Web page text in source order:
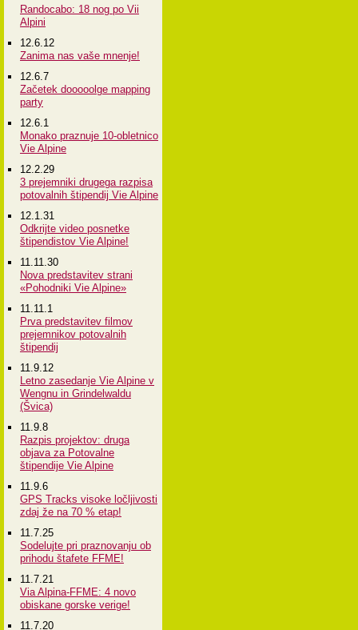
Randocabo: 18 nog po Vii
Alpini
12.6.12
Zanima nas vaše mnenje!
12.6.7
Začetek dooooolge mapping
party
12.6.1
Monako praznuje 10-obletnico
Vie Alpine
12.2.29
3 prejemniki drugega razpisa
potovalnih štipendij Vie Alpine
12.1.31
Odkrijte video posnetke
štipendistov Vie Alpine!
11.11.30
Nova predstavitev strani
«Pohodniki Vie Alpine»
11.11.1
Prva predstavitev filmov
prejemnikov potovalnih
štipendij
11.9.12
Letno zasedanje Vie Alpine v
Wengnu in Grindelwaldu
(Švica)
11.9.8
Razpis projektov: druga
objava za Potovalne
štipendije Vie Alpine
11.9.6
GPS Tracks visoke ločljivosti
zdaj že na 70 % etap!
11.7.25
Sodelujte pri praznovanju ob
prihodu štafete FFME!
11.7.21
Via Alpina-FFME: 4 novo
obiskane gorske verige!
11.7.20